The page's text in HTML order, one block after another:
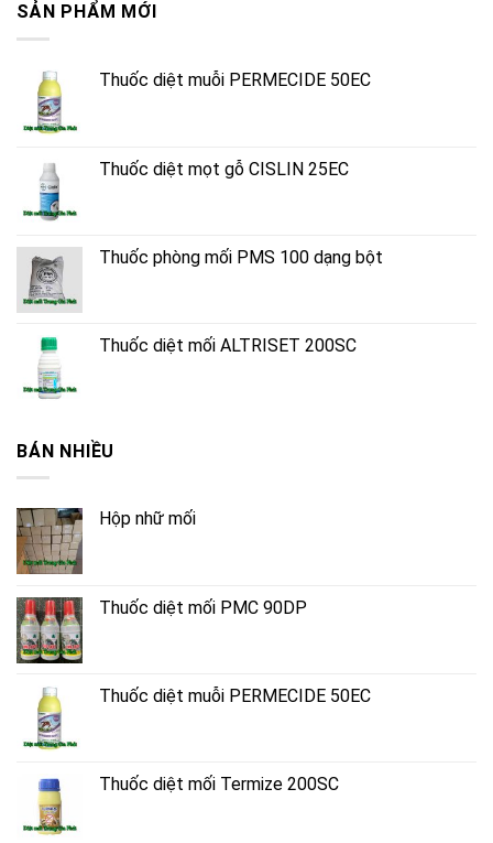
SẢN PHẨM MỚI
Thuốc diệt muỗi PERMECIDE 50EC
Thuốc diệt mọt gỗ CISLIN 25EC
Thuốc phòng mối PMS 100 dạng bột
Thuốc diệt mối ALTRISET 200SC
BÁN NHIỀU
Hộp nhữ mối
Thuốc diệt mối PMC 90DP
Thuốc diệt muỗi PERMECIDE 50EC
Thuốc diệt mối Termize 200SC